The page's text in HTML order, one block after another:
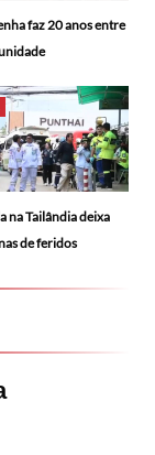
faz 20 anos entre
na Tailândia deixa
de feridos